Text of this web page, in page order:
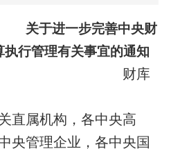
关于进一步完善中央财
执行管理有关事宜的通知
库
直属机构，各中央高
央管理企业，各中央国